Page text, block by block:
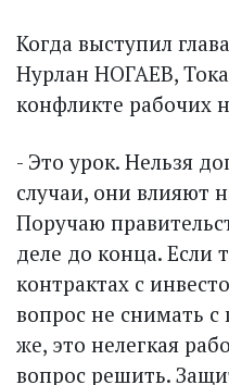
Когда выступил
Нурлан НОГАЕВ,
конфликте рабочих
- Это урок. Нельзя
случаи, они влияют
Поручаю
деле до конца. Если
контрактах с
вопрос не снимать с
же, это нелегкая
вопрос решить.